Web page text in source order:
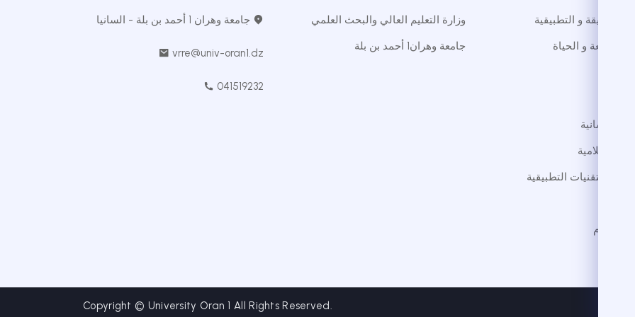
الدقيقة و التطبيقية
الطبيعة و الحياة
الإنسانية
الإسلامية
و التقنيات التطبيقية
الاجرام
وزارة التعليم العالي والبحث العلمي
جامعة وهران1 أحمد بن بلة
جامعة وهران 1 أحمد بن بلة - السانيا
vrre@univ-oran1.dz
041519232
Copyright © University Oran 1 All Rights Reserved.